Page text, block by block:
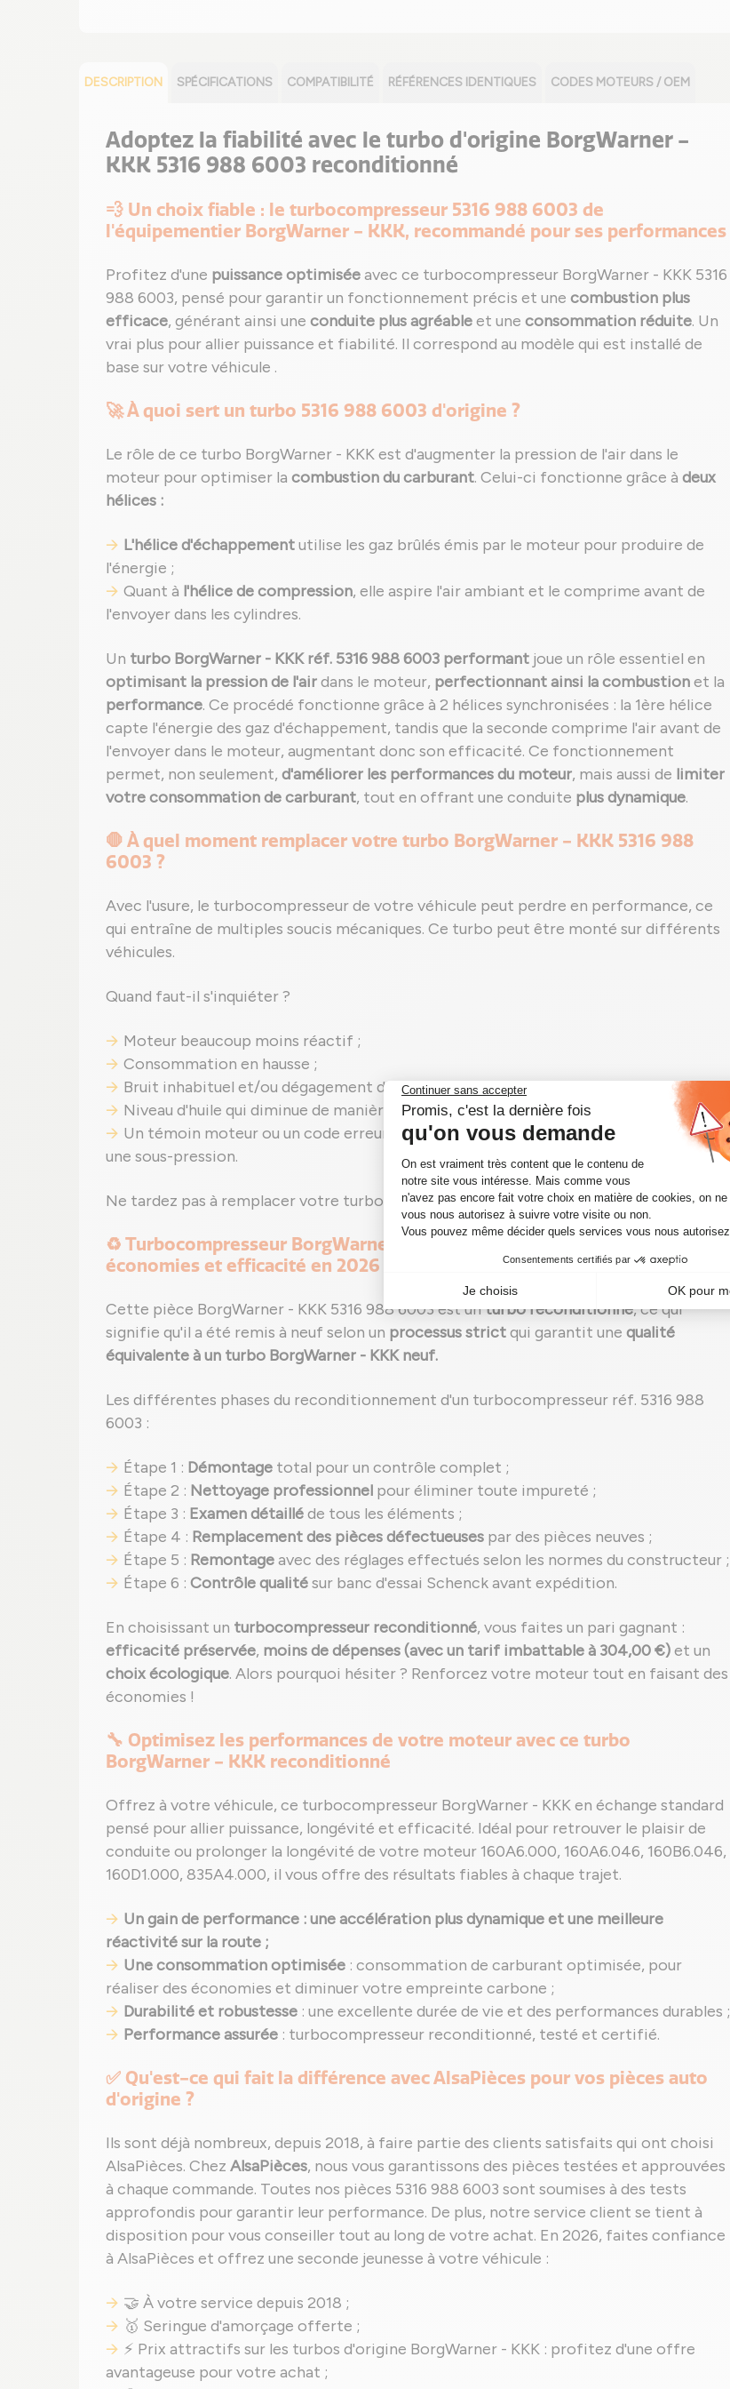
DESCRIPTION SPÉCIFICATIONS COMPATIBILITÉ RÉFÉRENCES IDENTIQUES CODES MOTEURS / OEM
Adoptez la fiabilité avec le turbo d'origine BorgWarner -
KKK 5316 988 6003 reconditionné
💨 Un choix fiable : le turbocompresseur 5316 988 6003 de
l'équipementier BorgWarner - KKK, recommandé pour ses performances
Profitez d'une puissance optimiséeavec ce turbocompresseur BorgWarner - KKK 5316
988 6003, pensé pour garantir un fonctionnement précis et une combustion plus
efficace, générant ainsi une conduite plus agréableet une consommation réduite. Un
vrai plus pour allier puissance et fiabilité. Il correspond au modèle qui est installé de
base sur votre véhicule .
🚀 À quoi sert un turbo 5316 988 6003 d'origine ?
Le rôle de ce turbo BorgWarner - KKK est d'augmenter la pression de l'air dans le
moteur pour optimiser la combustion du carburant. Celui-ci fonctionne grâce à deux
hélices :
L'hélice d'échappementutilise les gaz brûlés émis par le moteur pour produire de
l'énergie ;
Quant à l'hélice de compression, elle aspire l'air ambiant et le comprime avant de
l'envoyer dans les cylindres.
Un turbo BorgWarner - KKK réf. 5316 988 6003 performant joue un rôle essentiel en
optimisant la pression de l'airdans le moteur, perfectionnant ainsi la combustionet la
performance. Ce procédé fonctionne grâce à 2 hélices synchronisées : la 1ère hélice
capte l'énergie des gaz d'échappement, tandis que la seconde comprime l'air avant de
l'envoyer dans le moteur, augmentant donc son efficacité. Ce fonctionnement
permet, non seulement, d'améliorer les performances du moteur, mais aussi de limiter
votre consommation de carburant, tout en offrant une conduite plus dynamique.
🛑 À quel moment remplacer votre turbo BorgWarner - KKK 5316 988
6003 ?
Avec l'usure, le turbocompresseur de votre véhicule peut perdre en performance, ce
qui entraîne de multiples soucis mécaniques. Ce turbo peut être monté sur différents
véhicules.
Quand faut-il s'inquiéter ?
Moteur beaucoup moins réactif ;
Consommation en hausse ;
Bruit inhabituel et/ou dégagement de fumée anormal ;
Niveau d'huile qui diminue de manière anormale sans trace apparente ;
Un témoin moteur ou un code erreur peut apparaître, comme le code P0299 pour
une sous-pression.
Ne tardez pas à remplacer votre turbo 5316 988 6003 en panne.
♻️ Turbocompresseur BorgWarner - KKK reconditionné : l'alliance entre
économies et efficacité en 2026
Cette pièce BorgWarner - KKK 5316 988 6003 est unturbo reconditionné, ce qui
signifie qu'il a été remis à neuf selon un processus strictqui garantit une qualité
équivalente à un turbo BorgWarner - KKK neuf.
Les différentes phases du reconditionnement d'un turbocompresseur réf. 5316 988
6003 :
Étape 1 : Démontage total pour un contrôle complet ;
Étape 2 : Nettoyage professionnel pour éliminer toute impureté ;
Étape 3 : Examen détailléde tous les éléments ;
Étape 4 : Remplacement des pièces défectueuses par des pièces neuves ;
Étape 5 : Remontageavec des réglages effectués selon les normes du constructeur ;
Étape 6 : Contrôle qualitésur banc d'essai Schenck avant expédition.
En choisissant un turbocompresseur reconditionné, vous faites un pari gagnant :
efficacité préservée, moins de dépenses (avec un tarif imbattable à 304,00 €)et un
choix écologique. Alors pourquoi hésiter ? Renforcez votre moteur tout en faisant des
économies !
🔧 Optimisez les performances de votre moteur avec ce turbo
BorgWarner - KKK reconditionné
Offrez à votre véhicule, ce turbocompresseur BorgWarner - KKK en échange standard
pensé pour allier puissance, longévité et efficacité. Idéal pour retrouver le plaisir de
conduite ou prolonger la longévité de votre moteur 160A6.000, 160A6.046, 160B6.046,
160D1.000, 835A4.000, il vous offre des résultats fiables à chaque trajet.
Un gain de performance : une accélération plus dynamique et une meilleure
réactivité sur la route ;
Une consommation optimisée : consommation de carburant optimisée, pour
réaliser des économies et diminuer votre empreinte carbone ;
Durabilité et robustesse : une excellente durée de vie et des performances durables ;
Performance assurée : turbocompresseur reconditionné, testé et certifié.
✅ Qu'est-ce qui fait la différence avec AlsaPièces pour vos pièces auto
d'origine ?
Ils sont déjà nombreux, depuis 2018, à faire partie des clients satisfaits qui ont choisi
AlsaPièces. Chez AlsaPièces, nous vous garantissons des pièces testées et approuvées
à chaque commande. Toutes nos pièces 5316 988 6003 sont soumises à des tests
approfondis pour garantir leur performance. De plus, notre service client se tient à
disposition pour vous conseiller tout au long de votre achat. En 2026, faites confiance
à AlsaPièces et offrez une seconde jeunesse à votre véhicule :
🤝 À votre service depuis 2018 ;
🥇 Seringue d'amorçage offerte ;
⚡ Prix attractifs sur les turbos d'origine BorgWarner - KKK : profitez d'une offre
avantageuse pour votre achat ;